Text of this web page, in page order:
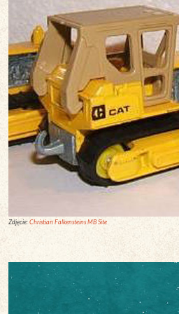
Zdjęcie:Christian Falkensteins MB Site